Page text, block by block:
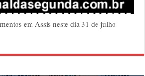
em Assis neste dia 31 de julho